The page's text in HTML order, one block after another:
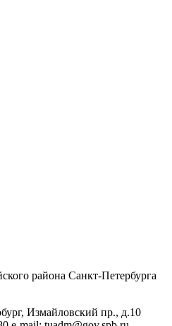
района Санкт-Петербурга
Измайловский пр., д.10